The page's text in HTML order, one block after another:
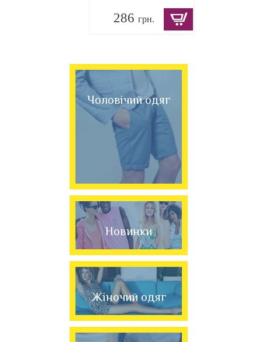
286 грн.
Чоловічий одяг
Новинки
Жіночий одяг